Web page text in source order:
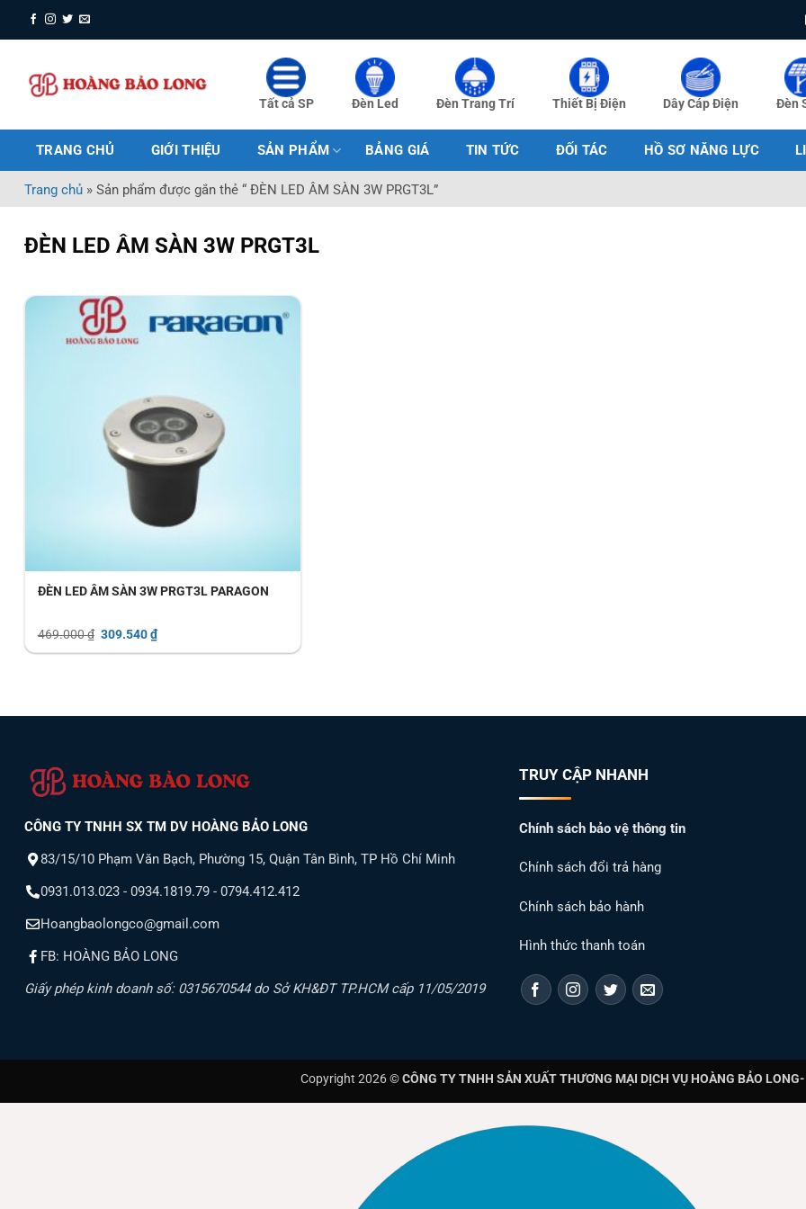
dung
Tất cả SP Đèn Led Đèn Trang Trí Thiết Bị Điện Dây Cáp Điện Đèn
TRANG CHỦ GIỚI THIỆU SẢN PHẨM BẢNG GIÁ TIN TỨC ĐỐI TÁC HỒ SƠ NĂNG LỰC
Trang chủ » Sản phẩm được gắn thẻ “ ĐÈN LED ÂM SÀN 3W PRGT3L”
ĐÈN LED ÂM SÀN 3W PRGT3L
ĐÈN LED ÂM SÀN 3W PRGT3L PARAGON
469.000₫ Giá
là:
309.540₫Giá
hiện
tại
CÔNG TY TNHH SX TM DV HOÀNG BẢO LONG
83/15/10 Phạm Văn Bạch, Phường 15, Quận Tân Bình, TP Hồ Chí Minh
0931.013.023 - 0934.1819.79 - 0794.412.412
Hoangbaolongco@gmail.com
FB: HOÀNG BẢO LONG
Giấy phép kinh doanh số: 0315670544 do Sở KH&ĐT TP.HCM cấp 11/05/2019
TRUY CẬP NHANH
Chính sách bảo vệ thông tin
Chính sách đổi trả hàng
Chính sách bảo hành
Hình thức thanh toán
Copyright 2026 ©CÔNG TY TNHH SẢN XUẤT THƯƠNG MẠI DỊCH VỤ HOÀNG BẢO